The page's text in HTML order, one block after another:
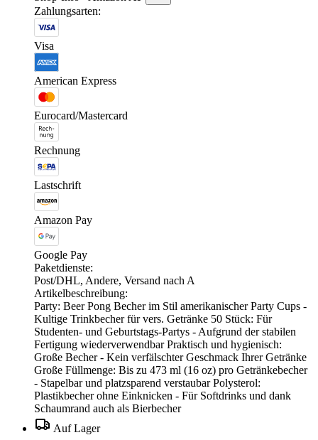
Zahlungsarten:
Visa
American Express
Eurocard/Mastercard
Rechnung
Lastschrift
Amazon Pay
Google Pay
Paketdienste:
Post/DHL, Andere, Versand nach A
Artikelbeschreibung:
Party: Beer Pong Becher im Stil amerikanischer Party Cups -
Kultige Trinkbecher für vers. Getränke 50 Stück: Für
Studenten- und Geburtstags-Partys - Aufgrund der stabilen
Fertigung wiederverwendbar Praktisch und hygienisch:
Große Becher - Kein verfälschter Geschmack Ihrer Getränke
Große Füllmenge: Bis zu 473 ml (16 oz) pro Getränkebecher
- Stapelbar und platzsparend verstaubar Polysterol:
Plastikbecher ohne Einknicken - Für Softdrinks und dank
Schaumrand auch als Bierbecher
Auf Lager